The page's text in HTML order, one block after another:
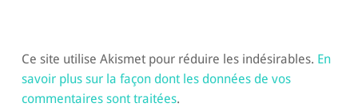
Ce site utilise Akismet pour réduire les indésirables. En
savoir plus sur la façon dont les données de vos
commentaires sont traitées.